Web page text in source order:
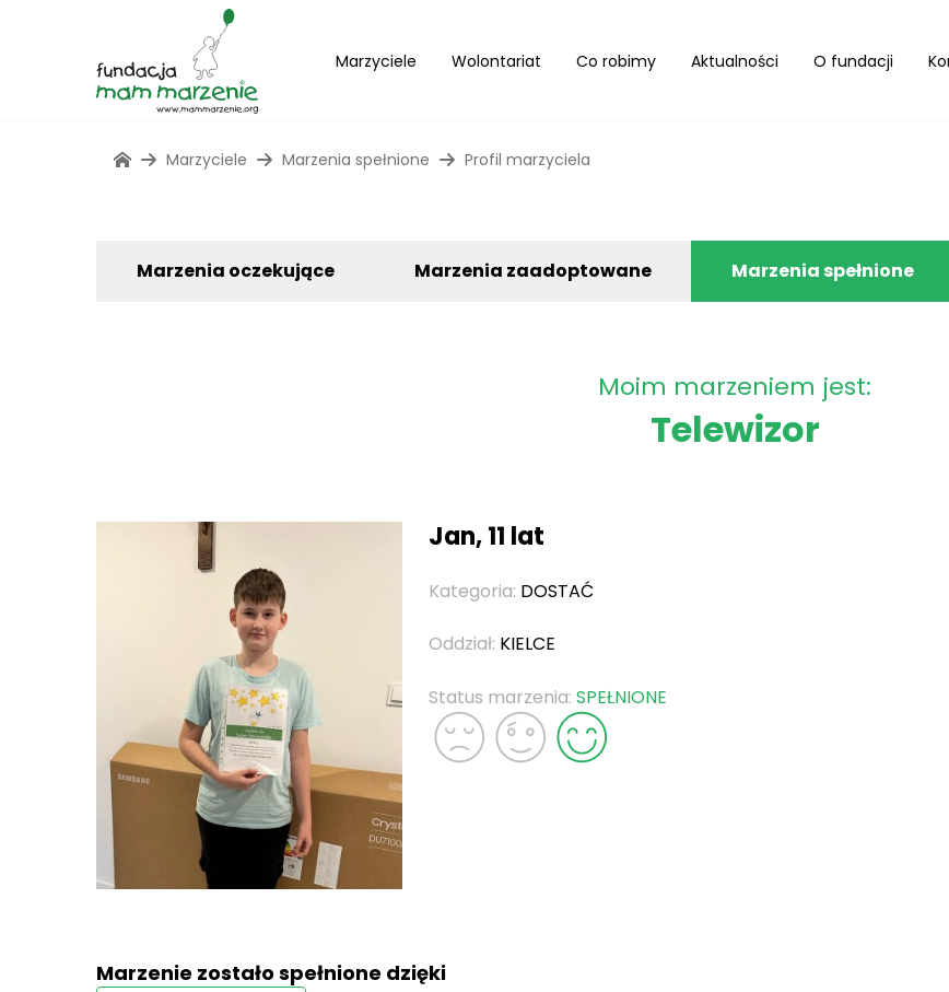
Marzyciele Wolontariat Co robimy Aktualności O fundacji
Marzyciele Marzenia spełnione Profil marzyciela
Marzenia oczekujące Marzenia zaadoptowane Marzenia spełnione
Moim marzeniem jest:
Telewizor
Jan, 11 lat
Kategoria: DOSTAĆ
Oddział: KIELCE
Status marzenia: SPEŁNIONE
Marzenie zostało spełnione dzięki